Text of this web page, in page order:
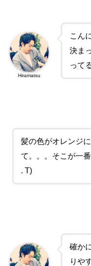
こん
決ま
って
Hiramatsu
髪の色がオレンジ
て。。。そこが一
. T)
確か
りや